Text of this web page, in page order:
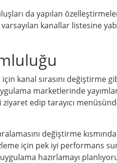
da yapılan
kanallar listesine
kanal sırasını değiştirme
marketlerinde
ziyaret edip tarayıcı
değiştirme kısmında
için pek iyi performans
hazırlamayı